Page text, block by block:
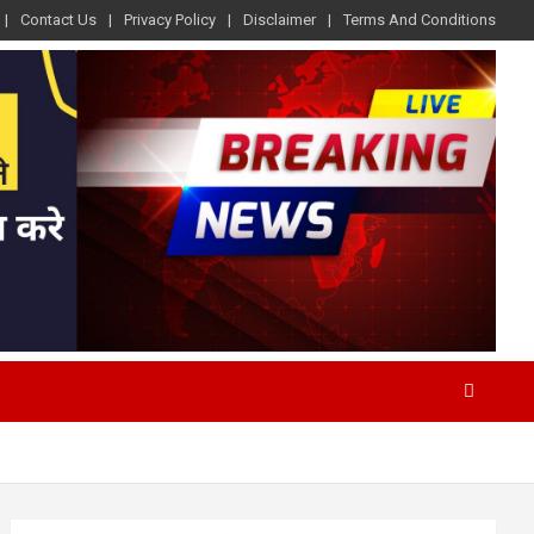
Contact Us Privacy Policy Disclaimer Terms And Conditions